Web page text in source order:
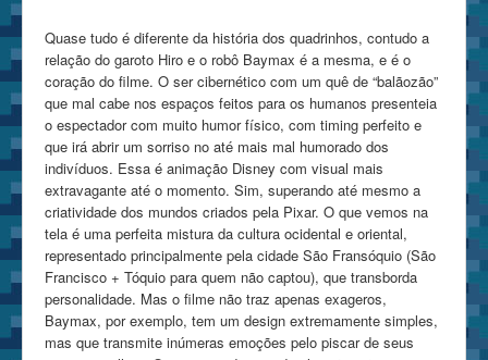
Quase tudo é diferente da história dos quadrinhos, contudo a
relação do garoto Hiro e o robô Baymax é a mesma, e é o
coração do filme. O ser cibernético com um quê de “balãozão”
que mal cabe nos espaços feitos para os humanos presenteia
o espectador com muito humor físico, com timing perfeito e
que irá abrir um sorriso no até mais mal humorado dos
indivíduos. Essa é animação Disney com visual mais
extravagante até o momento. Sim, superando até mesmo a
criatividade dos mundos criados pela Pixar. O que vemos na
tela é uma perfeita mistura da cultura ocidental e oriental,
representado principalmente pela cidade São Fransóquio (São
Francisco + Tóquio para quem não captou), que transborda
personalidade. Mas o filme não traz apenas exageros,
Baymax, por exemplo, tem um design extremamente simples,
mas que transmite inúmeras emoções pelo piscar de seus